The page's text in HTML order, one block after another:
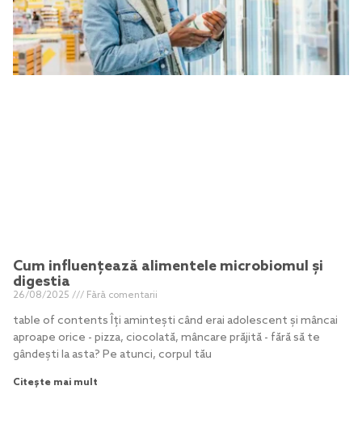
Cum influențează alimentele microbiomul și
digestia
26/08/2025 Fără comentarii
table of contents Îți amintești când erai adolescent și mâncai
aproape orice - pizza, ciocolată, mâncare prăjită - fără să te
gândești la asta? Pe atunci, corpul tău
Citește mai mult